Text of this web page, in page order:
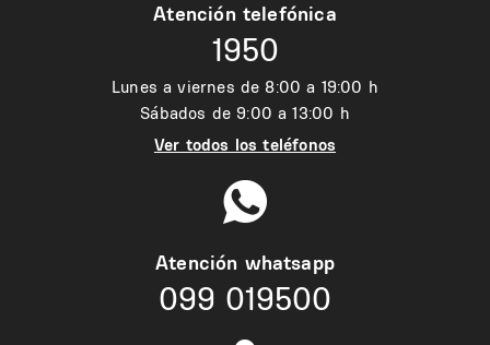
Atención telefónica
1950
Lunes a viernes de 8:00 a 19:00 h
Sábados de 9:00 a 13:00 h
Ver todos los teléfonos
Atención whatsapp
099 019500